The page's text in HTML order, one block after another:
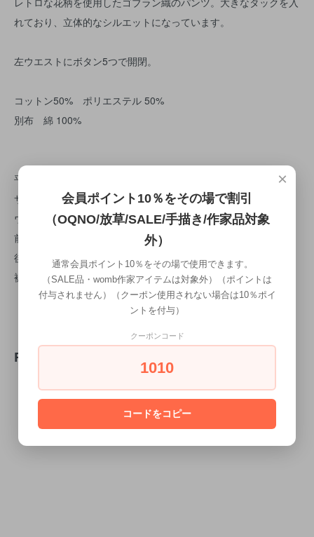
れており、立体的なシルエットになっています。
左ウエストにボタン5つで開閉。
コットン50% ポリエステル 50%
別布 綿 100%
平置き計測です、ご参考程度にご覧ください。
サイズ size1
ウエスト 72cm
前丈 81cm
後ろ丈 83cm
裾 160cm
REVIEW
WRITE REVIEW
×
会員ポイント10％をその場で割引
（OQNO/放草/SALE/手描き/作家品対象
外）
通常会員ポイント10％をその場で使用できます。
（SALE品・womb作家アイテムは対象外）（ポイントは
付与されません）（クーポン使用されない場合は10％ポイ
ントを付与）
クーポンコード
1010
コードをコピー